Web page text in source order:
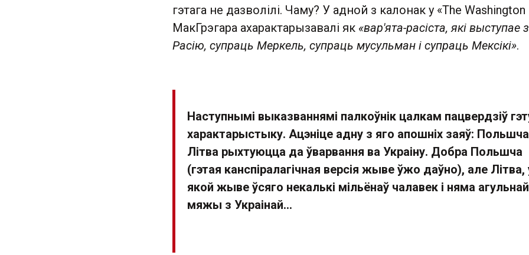
гэтага не дазволілі. Чаму? У адной з калонак у «The
МакГрэгара ахарактарызавалі як «вар'ята-расіста, які выступае
Расію, супраць Меркель, супраць мусульман і супраць Мексікі».
Наступнымі выказваннямі палкоўнік цалкам пацвердзіў
характарыстыку. Ацэніце адну з яго апошніх заяў: Польшча
Літва рыхтуюцца да ўварвання ва Украіну. Добра Польшча
(гэтая канспіралагічная версія жыве ўжо даўно), але Літва,
якой жыве ўсяго некалькі мільёнаў чалавек і няма агульнай
мяжы з Украінай…